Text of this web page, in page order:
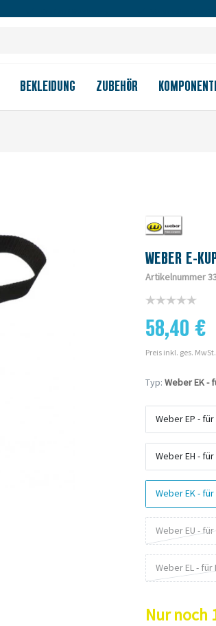
BEKLEIDUNG ZUBEHÖR
WEBER E-
Artikelnummer
58,40 €
Preis inkl. ges.
Typ: Weber EK -
Weber EP -
Weber EH -
Weber EK -
Weber EU -
Weber EL -
Nur noch